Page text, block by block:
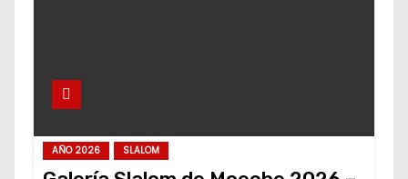
AÑO 2026 SLALOM